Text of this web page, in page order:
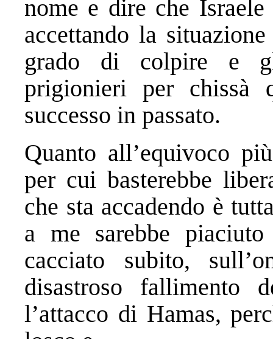
nome e dire che
accettando la
grado di colpire e
prigionieri per chissà
successo in passato.
Quanto all’equivoco
per cui basterebbe
che sta accadendo è
a me sarebbe
cacciato subito,
disastroso fallimento
l’attacco di Hamas,